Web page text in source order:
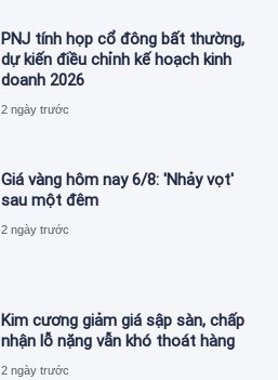
PNJ tính họp cổ đông bất thường,
dự kiến điều chỉnh kế hoạch kinh
doanh 2026
2 ngày trước
Giá vàng hôm nay 6/8: 'Nhảy vọt'
sau một đêm
2 ngày trước
Kim cương giảm giá sập sàn, chấp
nhận lỗ nặng vẫn khó thoát hàng
2 ngày trước